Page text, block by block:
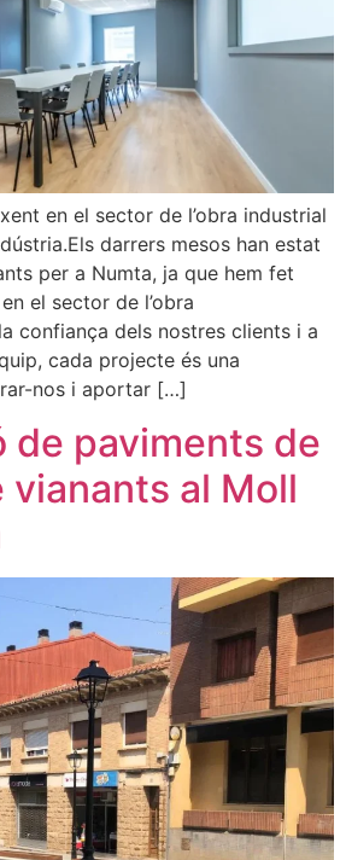
en el sector de l’obra industrial
darrers mesos han estat
per a Numta, ja que hem fet
el sector de l’obra
confiança dels nostres clients i a
cada projecte és una
nos i aportar […]
de paviments de
vianants al Moll